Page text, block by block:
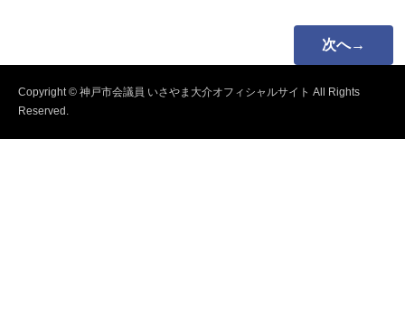
次へ→
Copyright © 神戸市会議員 いさやま大介オフィシャルサイト All Rights
Reserved.